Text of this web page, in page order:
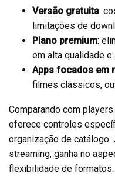
Versão gratuita:
limitações de
Plano premium:
em alta qualidade
Apps focados em
filmes clássicos,
Comparando com
oferece controles
organização de
streaming, ganha no
flexibilidade de formatos.